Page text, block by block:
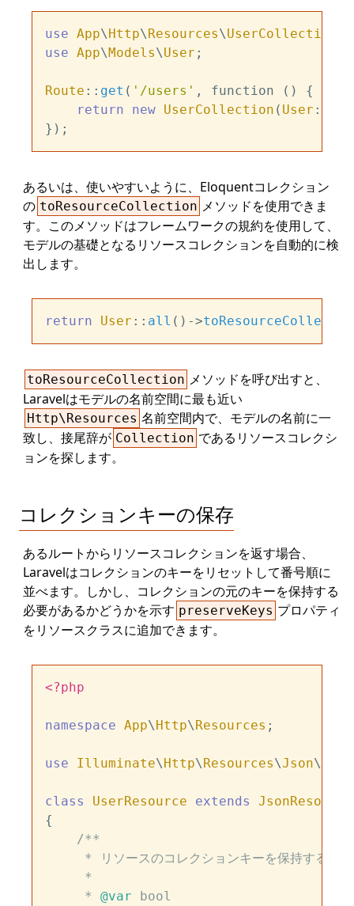
use App\Http\Resources\UserCollection
use App\Models\User ;
Route :: get ( '/users' , function () {
return
new UserCollection ( User ::
あるいは、使いやすいように、Eloquentコレクション
の toResourceCollection メソッドを使用できま
す。このメソッドはフレームワークの規約を使用して、
モデルの基礎となるリソースコレクションを自動的に検
出します。
return User :: all ()->
toResourceCollection メソッドを呼び出すと、
Laravelはモデルの名前空間に最も近い
Http\Resources 名前空間内で、モデルの名前に一
致し、接尾辞が Collection であるリソースコレクシ
ョンを探します。
コレクションキーの保存
あるルートからリソースコレクションを返す場合、
Laravelはコレクションのキーをリセットして番号順に
並べます。しかし、コレクションの元のキーを保持する
必要があるかどうかを示す preserveKeys プロパティ
をリソースクラスに追加できます。
<?php
namespace App\Http\Resources ;
use Illuminate\Http\Resources\Json\
class UserResource extends
JsonResource
{
/**
* リソースのコレクションキーを保持するか
     *
     *
@var bool